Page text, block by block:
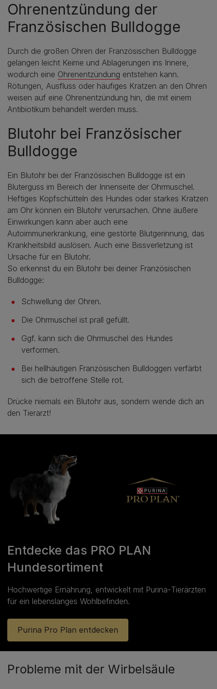
Ohrenentzündung der
Französischen Bulldogge
Durch die großen Ohren der Französischen Bulldogge
gelangen leicht Keime und Ablagerungen ins Innere,
wodurch eine Ohrenentzündung entstehen kann.
Rötungen, Ausfluss oder häufiges Kratzen an den Ohren
weisen auf eine Ohrenentzündung hin, die mit einem
Antibiotikum behandelt werden muss.
Blutohr bei Französischer
Bulldogge
Ein Blutohr bei der Französischen Bulldogge ist ein
Bluterguss im Bereich der Innenseite der Ohrmuschel.
Heftiges Kopfschütteln des Hundes oder starkes Kratzen
am Ohr können ein Blutohr verursachen. Ohne äußere
Einwirkungen kann aber auch eine
Autoimmunerkrankung, eine gestörte Blutgerinnung, das
Krankheitsbild auslösen. Auch eine Bissverletzung ist
Ursache für ein Blutohr.
So erkennst du ein Blutohr bei deiner Französischen
Bulldogge:
Schwellung der Ohren.
Die Ohrmuschel ist prall gefüllt.
Ggf. kann sich die Ohrmuschel des Hundes
verformen.
Bei hellhäutigen Französischen Bulldoggen verfärbt
sich die betroffene Stelle rot.
Drücke niemals ein Blutohr aus, sondern wende dich an
den Tierarzt!
Entdecke das PRO PLAN
Hundesortiment
Hochwertige Ernährung, entwickelt mit Purina‑Tierärzten
für ein lebenslanges Wohlbefinden.
Purina Pro Plan entdecken
Probleme mit der Wirbelsäule